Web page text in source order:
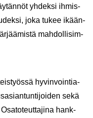
yh­dek­si ih­mis­
joka tukee ikään­
mah­dol­li­sim­
hy­vin­voin­tia­
sekä
hank­